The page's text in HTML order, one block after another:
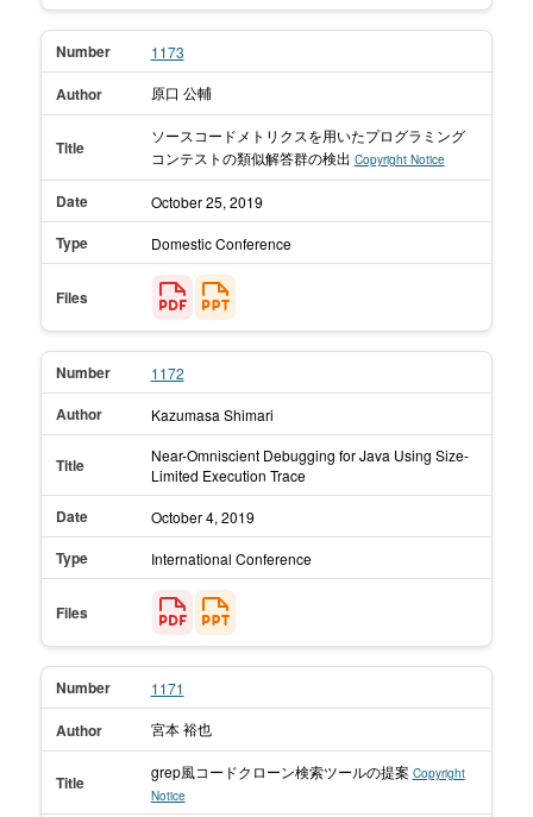
Number 1173
Author 原口 公輔
Title
ソースコードメトリクスを用いたプログラミング
コンテストの類似解答群の検出 Copyright Notice
Date October 25, 2019
Type Domestic Conference
Files
Number 1172
Author Kazumasa Shimari
Title
Near-Omniscient Debugging for Java Using Size-
Limited Execution Trace
Date October 4, 2019
Type International Conference
Files
Number 1171
Author 宮本 裕也
Title
grep風コードクローン検索ツールの提案 Copyright
Notice